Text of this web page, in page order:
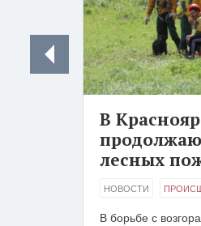
В
лесных
НОВОСТИ
В борьбе с